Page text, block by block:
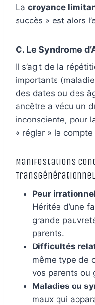
La croyance
succès » est alors
C. Le Syndrome
Il s’agit de la
importants
des dates ou des
ancêtre a vécu un
inconsciente, pour
« régler » le compte
Manifestations
Peur
Héritée d’une
grande
parents.
Difficultés
même type de
vos parents ou
Maladies ou
maux qui